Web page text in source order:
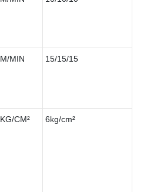
M/MIN 15/15/15
KG/CM² 6kg/cm²